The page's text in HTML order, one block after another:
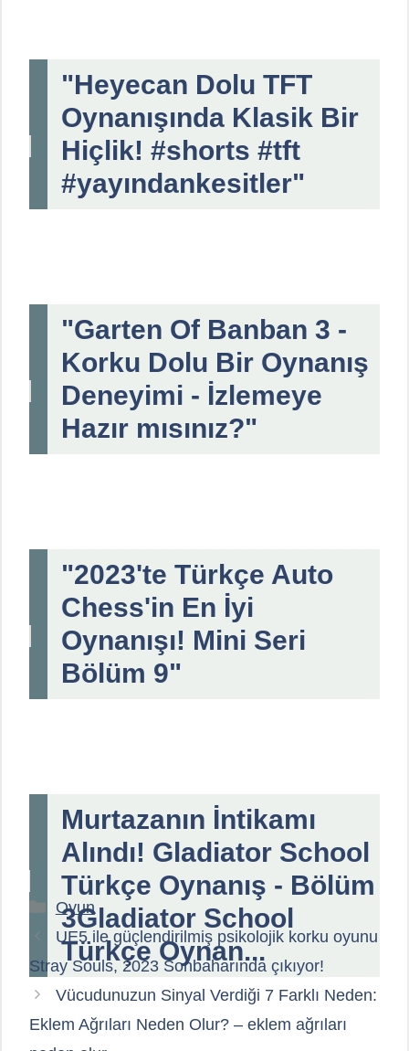
"Heyecan Dolu TFT
Oynanışında Klasik Bir
Hiçlik! #shorts #tft
#yayındankesitler"
"Garten Of Banban 3 -
Korku Dolu Bir Oynanış
Deneyimi - İzlemeye
Hazır mısınız?"
"2023'te Türkçe Auto
Chess'in En İyi
Oynanışı! Mini Seri
Bölüm 9"
Murtazanın İntikamı
Alındı! Gladiator School
Türkçe Oynanış - Bölüm
3Gladiator School
Türkçe Oynan...
Kategoriler
Oyun
UE5 ile güçlendirilmiş psikolojik korku oyunu
Stray Souls, 2023 Sonbaharında çıkıyor!
Vücudunuzun Sinyal Verdiği 7 Farklı Neden:
Eklem Ağrıları Neden Olur? – eklem ağrıları